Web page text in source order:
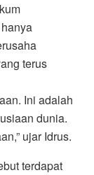
terus
Ini adalah
dunia.
ujar Idrus.
terdapat